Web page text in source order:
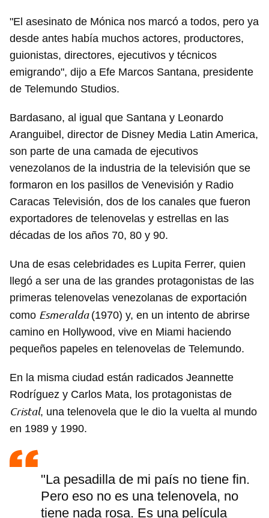
"El asesinato de Mónica nos marcó a todos, pero ya
desde antes había muchos actores, productores,
guionistas, directores, ejecutivos y técnicos
emigrando", dijo a Efe Marcos Santana, presidente
de Telemundo Studios.
Bardasano, al igual que Santana y Leonardo
Aranguibel, director de Disney Media Latin America,
son parte de una camada de ejecutivos
venezolanos de la industria de la televisión que se
formaron en los pasillos de Venevisión y Radio
Caracas Televisión, dos de los canales que fueron
exportadores de telenovelas y estrellas en las
décadas de los años 70, 80 y 90.
Una de esas celebridades es Lupita Ferrer, quien
llegó a ser una de las grandes protagonistas de las
primeras telenovelas venezolanas de exportación
como Esmeralda (1970) y, en un intento de abrirse
camino en Hollywood, vive en Miami haciendo
pequeños papeles en telenovelas de Telemundo.
En la misma ciudad están radicados Jeannette
Rodríguez y Carlos Mata, los protagonistas de
Cristal, una telenovela que le dio la vuelta al mundo
en 1989 y 1990.
"La pesadilla de mi país no tiene fin.
Pero eso no es una telenovela, no
tiene nada rosa. Es una película